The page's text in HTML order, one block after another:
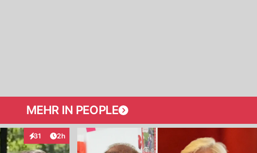
MEHR IN PEOPLE
31
InteraktionenArtikel veröffentlicht:
2h